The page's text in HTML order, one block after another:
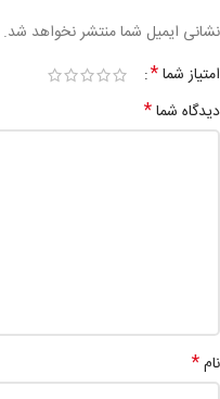
نشانی ایمیل شما منتشر نخواهد شد.
امتیاز شما*
دیدگاه شما*
نام*